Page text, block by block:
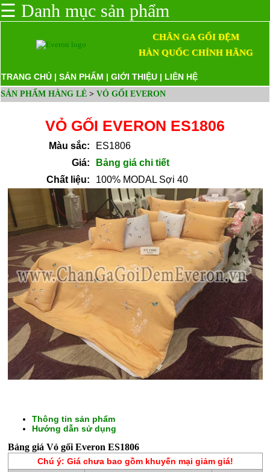
CHĂN
GA
GỐI
☰ Danh mục sản phẩm
CHĂN GA GỐI ĐỆM
HÀN QUỐC CHÍNH HÃNG
TRANG CHỦ | SẢN PHẨM | GIỚI THIỆU | LIÊN HỆ
SẢN PHẨM HÀNG LẺ > VỎ GỐI EVERON
VỎ GỐI EVERON ES1806
Màu sắc:
ES1806
Giá:
Bảng giá chi tiết
Chất liệu:
100% MODAL Sợi 40
Thông tin sản phẩm
Hướng dẫn sử dụng
Bảng giá Vỏ gối Everon ES1806
Chú ý: Giá chưa bao gồm khuyến mại giảm giá!